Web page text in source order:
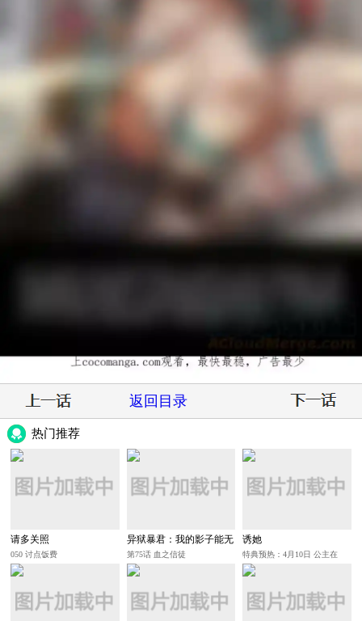
返回目录
热门推荐
请多关照
050 讨点饭费
异狱暴君：我的影子能无
限进化
第75话 血之信徒
诱她
特典预热：4月10日 公主在
上，甘愿臣服